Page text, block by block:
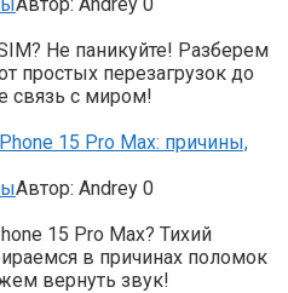
Не паникуйте! Разберем
простых перезагрузок до
связь с миром!
15 Pro Max: причины,
Автор: Andrey 0
15 Pro Max? Тихий
в причинах поломок
вернуть звук!